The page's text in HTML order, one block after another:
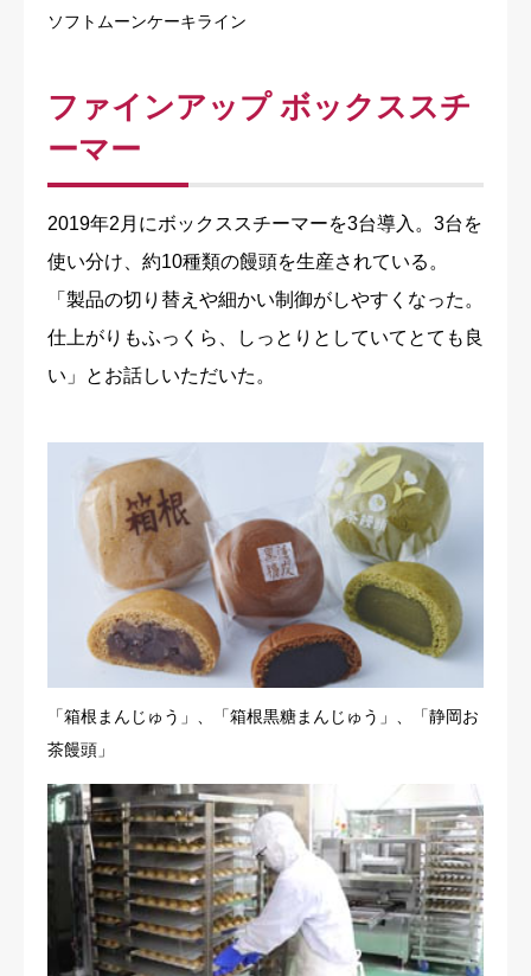
ソフトムーンケーキライン
ファインアップ ボックススチ
ーマー
2019年2月にボックススチーマーを3台導入。3台を
使い分け、約10種類の饅頭を生産されている。
「製品の切り替えや細かい制御がしやすくなった。
仕上がりもふっくら、しっとりとしていてとても良
い」とお話しいただいた。
「箱根まんじゅう」、「箱根黒糖まんじゅう」、「静岡お
茶饅頭」